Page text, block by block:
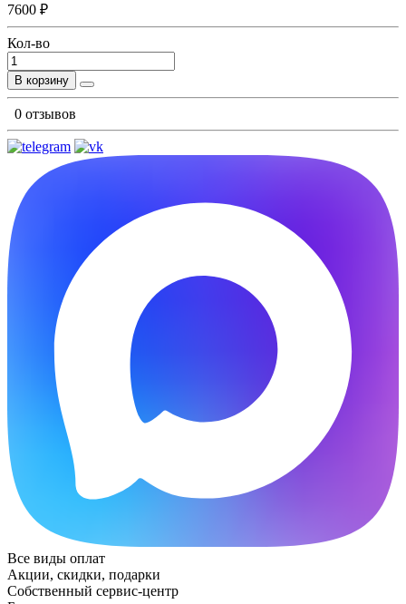
7600 ₽
Кол-во
В корзину
0 отзывов
Все виды оплат
Акции, скидки, подарки
Собственный сервис-центр